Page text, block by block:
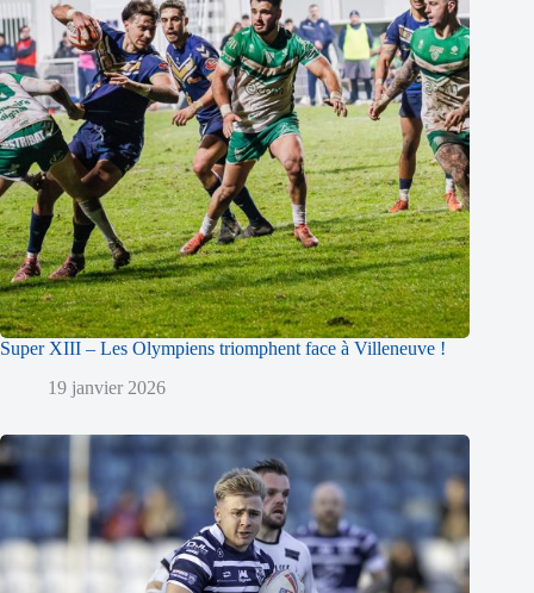
Super XIII – Les Olympiens triomphent face à Villeneuve !
19 janvier 2026